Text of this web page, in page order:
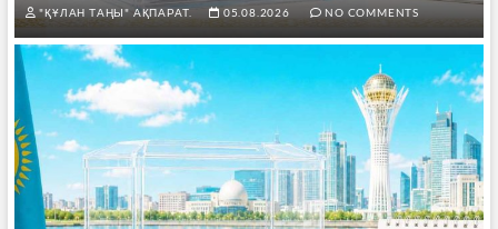
"ҚҰЛАН ТАҢЫ" АҚПАРАТ. 05.08.2026 NO COMMENTS